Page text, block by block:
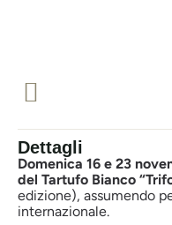
Dettagli
Domenica 16 e 23
del Tartufo Bianco
edizione), assumendo
internazionale.